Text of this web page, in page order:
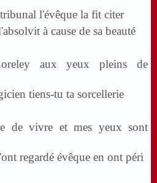
l'évêque la fit citer
à cause de sa beauté
aux yeux pleins de
tiens-tu ta sorcellerie
de vivre et mes yeux sont
regardé évêque en ont péri